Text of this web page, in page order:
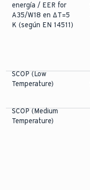
energía / EER for
A35/W18 en ΔT=5
K (según EN 14511)
SCOP (Low
Temperature)
SCOP (Medium
Temperature)